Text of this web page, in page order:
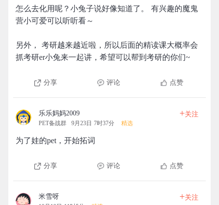
怎么去化用呢？小兔子说好像知道了。 有兴趣的魔鬼
营小可爱可以听听看～
另外， 考研越来越近啦，所以后面的精读课大概率会
抓考研er小兔来一起讲，希望可以帮到考研的你们~
分享 评论 点赞
乐乐妈妈2009
PET备战群 9月23日 7时37分 精选
+关注
为了娃的pet，开始拓词
分享 评论 点赞
米雪呀 +关注